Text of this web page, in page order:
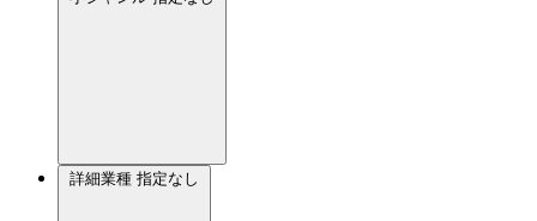
詳細業種 指定なし